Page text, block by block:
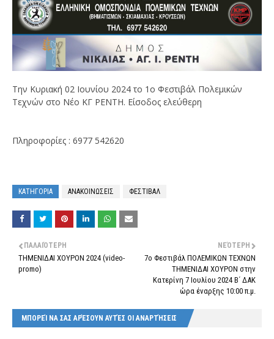
Την Κυριακή 02 Ιουνίου 2024 το 1ο Φεστιβάλ Πολεμικών
Τεχνών στο Νέο ΚΓ ΡΕΝΤΗ. Είσοδος ελεύθερη
Πληροφορίες : 6977 542620
ΚΑΤΗΓΟΡΙΑ ΑΝΑΚΟΙΝΩΣΕΙΣ ΦΕΣΤΙΒΑΛ
ΝΕΌΤΕΡΗ
7ο Φεστιβάλ ΠΟΛΕΜΙΚΩΝ ΤΕΧΝΩΝ
ΤΗΜΕΝΙΔΑΙ ΧΟΥΡΟΝ στην
Κατερίνη 7 Ιουλίου 2024 Β΄ ΔΑΚ
ώρα έναρξης 10:00 π.μ.
ΠΑΛΑΙΌΤΕΡΗ
ΤΗΜΕΝΙΔΑΙ ΧΟΥΡΟΝ 2024 (video-
promo)
ΜΠΟΡΕΊ ΝΑ ΣΑΣ ΑΡΈΣΟΥΝ ΑΥΤΈΣ ΟΙ ΑΝΑΡΤΉΣΕΙΣ